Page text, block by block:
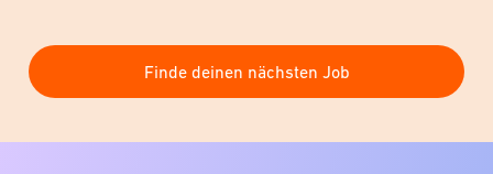
Finde deinen nächsten Job